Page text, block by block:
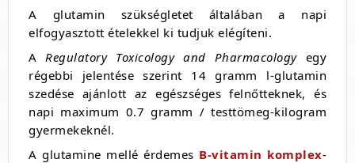
A glutamin szükségletet általában a napi
elfogyasztott ételekkel ki tudjuk elégíteni.
ARegulatory Toxicology and Pharmacologyegy
régebbi jelentése szerint 14 gramm l-glutamin
szedése ajánlott az egészséges felnőtteknek, és
napi maximum 0.7 gramm / testtömeg-kilogram
gyermekeknél.
A glutamine mellé érdemes B-vitamin komplex-